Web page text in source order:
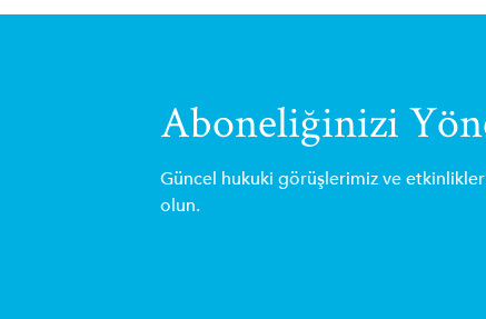
Aboneliğinizi
Güncel hukuki görüşlerimiz ve
olun.